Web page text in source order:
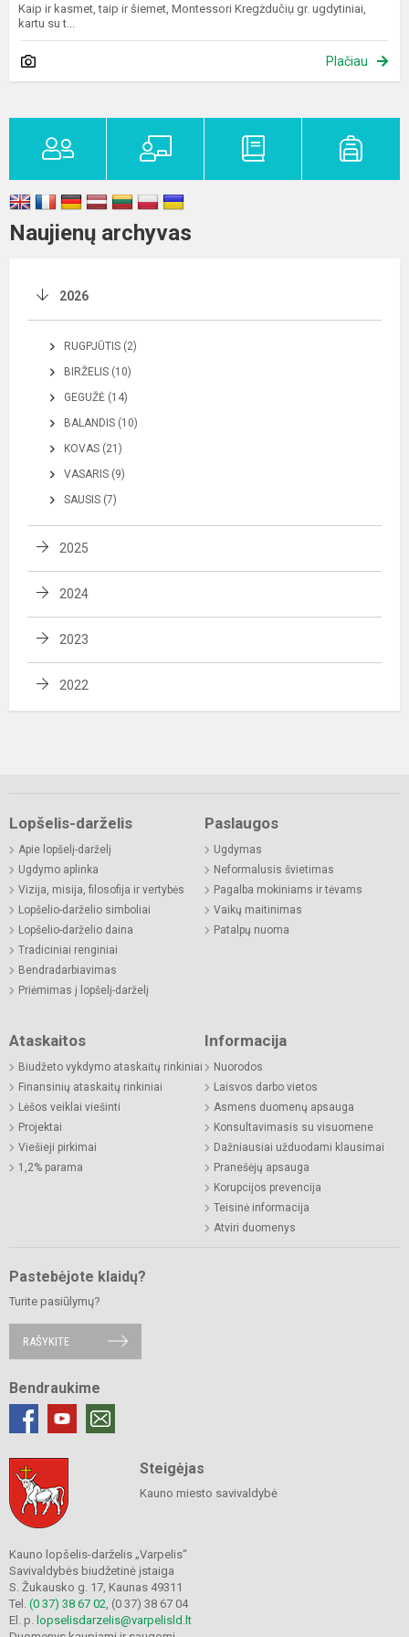
Kaip ir kasmet, taip ir ŝiemet, Montessori Kregżdučiụ gr. ugdytiniai,
kartu su t...
Plačiau
Naujienų archyvas
2026
RUGPJŪTIS (2)
BIRŽELIS (10)
GEGUŽĖ (14)
BALANDIS (10)
KOVAS (21)
VASARIS (9)
SAUSIS (7)
2025
2024
2023
2022
Lopšelis-darželis
Apie lopšelį-darželį
Ugdymo aplinka
Vizija, misija, filosofija ir vertybės
Lopšelio-darželio simboliai
Lopšelio-darželio daina
Tradiciniai renginiai
Bendradarbiavimas
Priėmimas į lopšelį-darželį
Paslaugos
Ugdymas
Neformalusis švietimas
Pagalba mokiniams ir tėvams
Vaikų maitinimas
Patalpų nuoma
Ataskaitos
Biudžeto vykdymo ataskaitų rinkiniai
Finansinių ataskaitų rinkiniai
Lėšos veiklai viešinti
Projektai
Viešieji pirkimai
1,2% parama
Informacija
Nuorodos
Laisvos darbo vietos
Asmens duomenų apsauga
Konsultavimasis su visuomene
Dažniausiai užduodami klausimai
Pranešėjų apsauga
Korupcijos prevencija
Teisinė informacija
Atviri duomenys
Pastebėjote klaidų?
Turite pasiūlymų?
RAŠYKITE
Bendraukime
Steigėjas
Kauno miesto savivaldybė
Kauno lopšelis-darželis „Varpelis“
Savivaldybės biudžetinė įstaiga
S. Žukausko g. 17, Kaunas 49311
Tel. (0 37) 38 67 02 , (0 37) 38 67 04
El. p. lopselisdarzelis@varpelisld.lt